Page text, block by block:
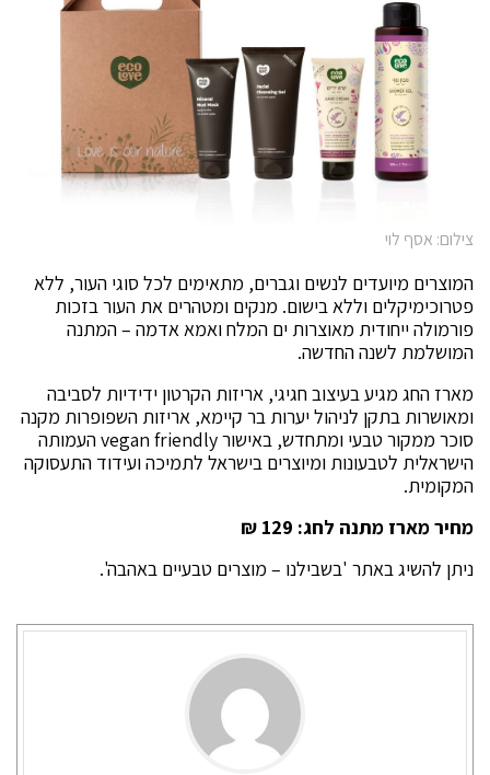
צילום: אסף לוי
המוצרים מיועדים לנשים וגברים, מתאימים לכל סוגי העור, ללא
פטרוכימיקלים וללא בישום. מנקים ומטהרים את העור בזכות
פורמולה ייחודית מאוצרות ים המלח ואמא אדמה – המתנה
המושלמת לשנה החדשה.
מארז החג מגיע בעיצוב חגיגי, אריזות הקרטון ידידיות לסביבה
ומאושרות בתקן לניהול יערות בר קיימא, אריזות השפופרות מקנה
סוכר ממקור טבעי ומתחדש, באישור vegan friendly העמותה
הישראלית לטבעונות ומיוצרים בישראל לתמיכה ועידוד התעסוקה
המקומית.
מחיר מארז מתנה לחג: 129 ₪
ניתן להשיג באתר 'בשבילנו – מוצרים טבעיים באהבה'.